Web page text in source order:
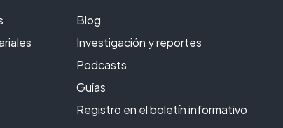
Blog
Investigación y reportes
Podcasts
Guías
Registro en el boletín informativo